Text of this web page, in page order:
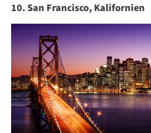
10. San Francisco, Kalifornien